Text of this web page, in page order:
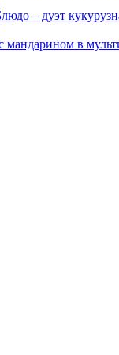
– дуэт
мандарином в